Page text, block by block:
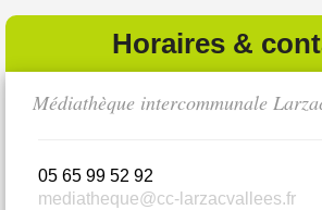
Horaires &
Médiathèque intercommunale
05 65 99 52 92
mediatheque@cc-larzacvallees.fr